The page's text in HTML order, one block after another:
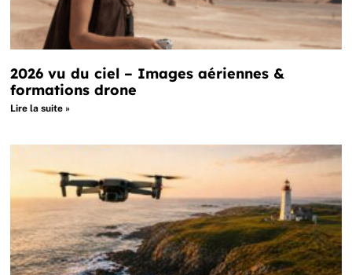
2026 vu du ciel – Images aériennes &
formations drone
Lire la suite »